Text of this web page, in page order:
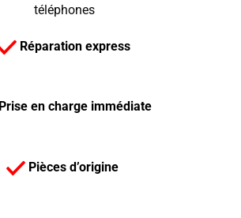
téléphones
Réparation express
Prise en charge immédiate
Pièces d’origine